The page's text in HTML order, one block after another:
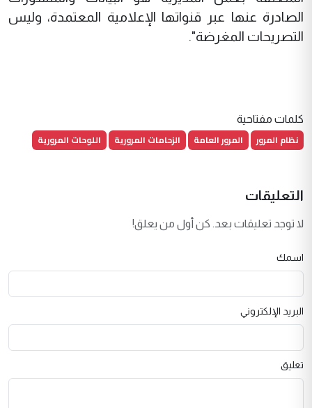
الصادرة عنها عبر قنواتها الإعلامية المعتمدة، وليس
التصريحات المغرضة".
كلمات مفتاحية
نظام المرور المرور العامة الزحامات المرورية اللوحات المرورية
التعليقات
لا توجد تعليقات بعد. كن أول من يعلق!
اسمك
البريد الإلكتروني
تعليق